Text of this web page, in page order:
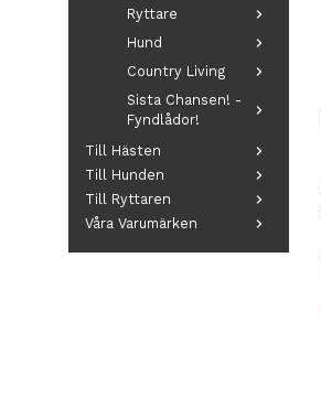
Ryttare
Hund
Country Living
Sista Chansen! -
Fyndlådor!
Till Hästen
Till Hunden
Till Ryttaren
Våra Varumärken